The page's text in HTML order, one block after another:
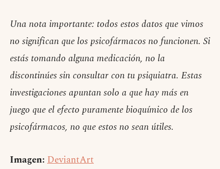
Una nota importante: todos estos datos que vimos
no significan que los psicofármacos no funcionen. Si
estás tomando alguna medicación, no la
discontinúes sin consultar con tu psiquiatra. Estas
investigaciones apuntan solo a que hay más en
juego que el efecto puramente bioquímico de los
psicofármacos, no que estos no sean útiles.
Imagen: DeviantArt